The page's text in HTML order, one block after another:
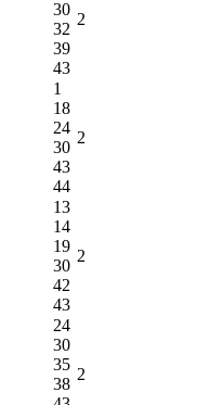
30
32
39
43
2
1
18
24
30
43
44
2
13
14
19
30
42
43
2
24
30
35
38
2